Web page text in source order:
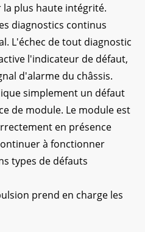
plus haute intégrité.
diagnostics continus
L'échec de tout diagnostic
l'indicateur de défaut,
d'alarme du châssis.
simplement un défaut
de module. Le module est
en présence
à fonctionner
types de défauts
prend en charge les